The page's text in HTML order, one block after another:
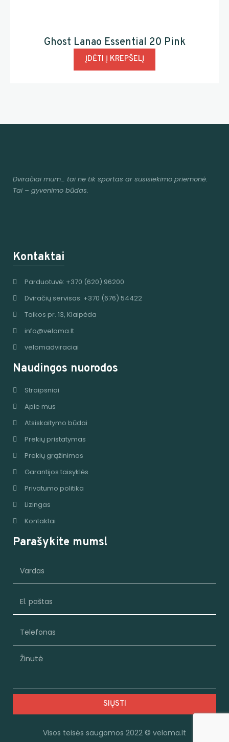
Ghost Lanao Essential 20 Pink
ĮDĖTI Į KREPŠELĮ
Dviračiai mum… tai ne tik sportas ar susisiekimo priemonė.
Tai – gyvenimo būdas.
Kontaktai
Parduotuvė: +370 (620) 96200
Dviračių servisas: +370 (676) 54422
Taikos pr. 13, Klaipėda
info@veloma.lt
velomadviraciai
Naudingos nuorodos
Straipsniai
Apie mus
Atsiskaitymo būdai
Prekių pristatymas
Prekių grąžinimas
Garantijos taisyklės
Privatumo politika
Lizingas
Kontaktai
Parašykite mums!
SIŲSTI
Visos teisės saugomos 2022 © veloma.lt